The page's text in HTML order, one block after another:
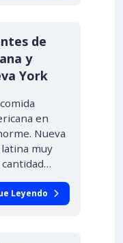
de
y
York
en
Nueva
muy
Leyendo